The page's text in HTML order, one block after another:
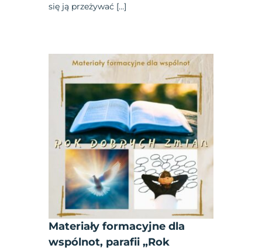
się ją przeżywać […]
Materiały formacyjne dla
wspólnot, parafii „Rok